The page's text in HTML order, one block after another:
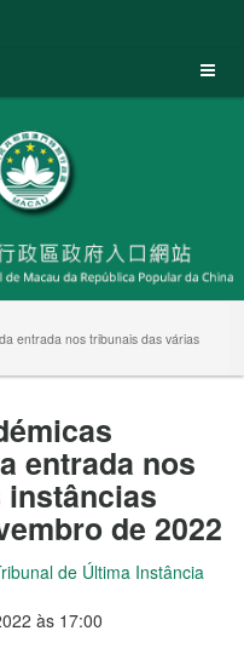
entrada nos tribunais das várias
entrada nos
de 2022
de Última Instância
às 17:00